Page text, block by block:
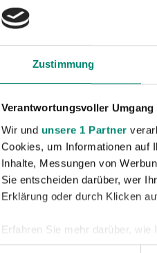
Zustimmung
Verantwortungsvoller Umgang
Wir und unsere 1 Partner
Cookies, um Informationen auf
Inhalte, Messungen von
Sie entscheiden darüber, wer
Erklärung oder durch Klicken
Erfahren Sie mehr darüber,
Einzelheitenfest.